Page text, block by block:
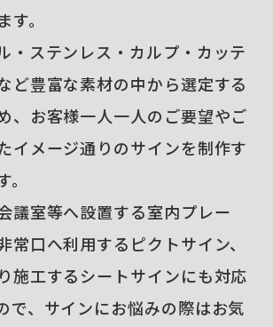
。
・ステンレス・カルプ・カッテ
ど豊富な素材の中から選定する
、お客様一人一人のご要望やご
イメージ通りのサインを制作す
議室等へ設置する室内プレー
常口へ利用するピクトサイン、
施工するシートサインにも対応
で、サインにお悩みの際はお気